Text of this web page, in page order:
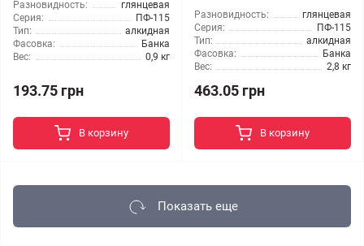
Разновидность:
глянцевая
Серия:
ПФ-115
Тип:
алкидная
Фасовка:
Банка
Вес:
0,9 кг
193.75 грн
В корзину
Разновидность:
глянцевая
Серия:
ПФ-115
Тип:
алкидная
Фасовка:
Банка
Вес:
2,8 кг
463.05 грн
В корзину
Показать еще